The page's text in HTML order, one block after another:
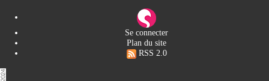
Se connecter
Plan du site
RSS 2.0